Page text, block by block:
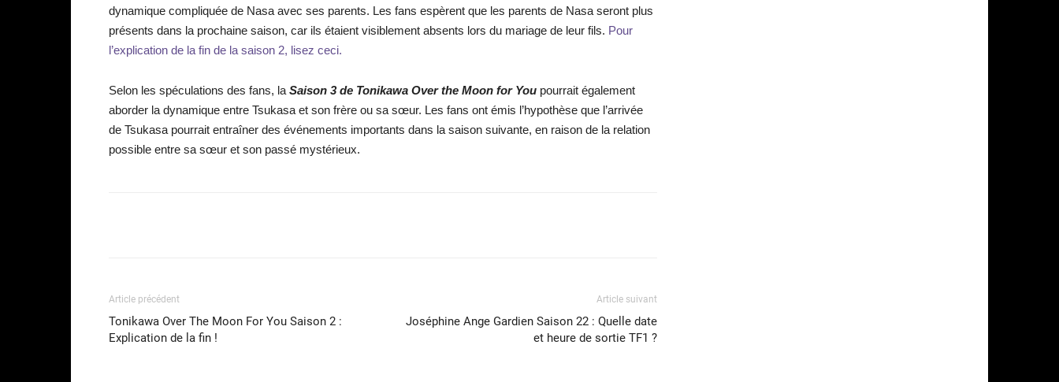
dynamique compliquée de Nasa avec ses parents. Les fans espèrent que les parents de Nasa seront plus
présents dans la prochaine saison, car ils étaient visiblement absents lors du mariage de leur fils. Pour
l’explication de la fin de la saison 2, lisez ceci.
Selon les spéculations des fans, la Saison 3 de Tonikawa Over the Moon for You pourrait également
aborder la dynamique entre Tsukasa et son frère ou sa sœur. Les fans ont émis l’hypothèse que l’arrivée
de Tsukasa pourrait entraîner des événements importants dans la saison suivante, en raison de la relation
possible entre sa sœur et son passé mystérieux.
Article précédent
Tonikawa Over The Moon For You Saison 2 :
Explication de la fin !
Article suivant
Joséphine Ange Gardien Saison 22 : Quelle date
et heure de sortie TF1 ?